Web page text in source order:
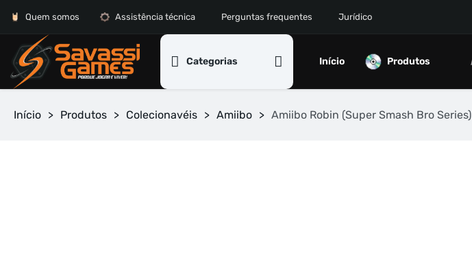
Quem somos Assistência técnica Perguntas frequentes Jurídico
Categorias Início Produtos
Início > Produtos > Colecionavéis > Amiibo > Amiibo Robin (Super Smash Bro Series)